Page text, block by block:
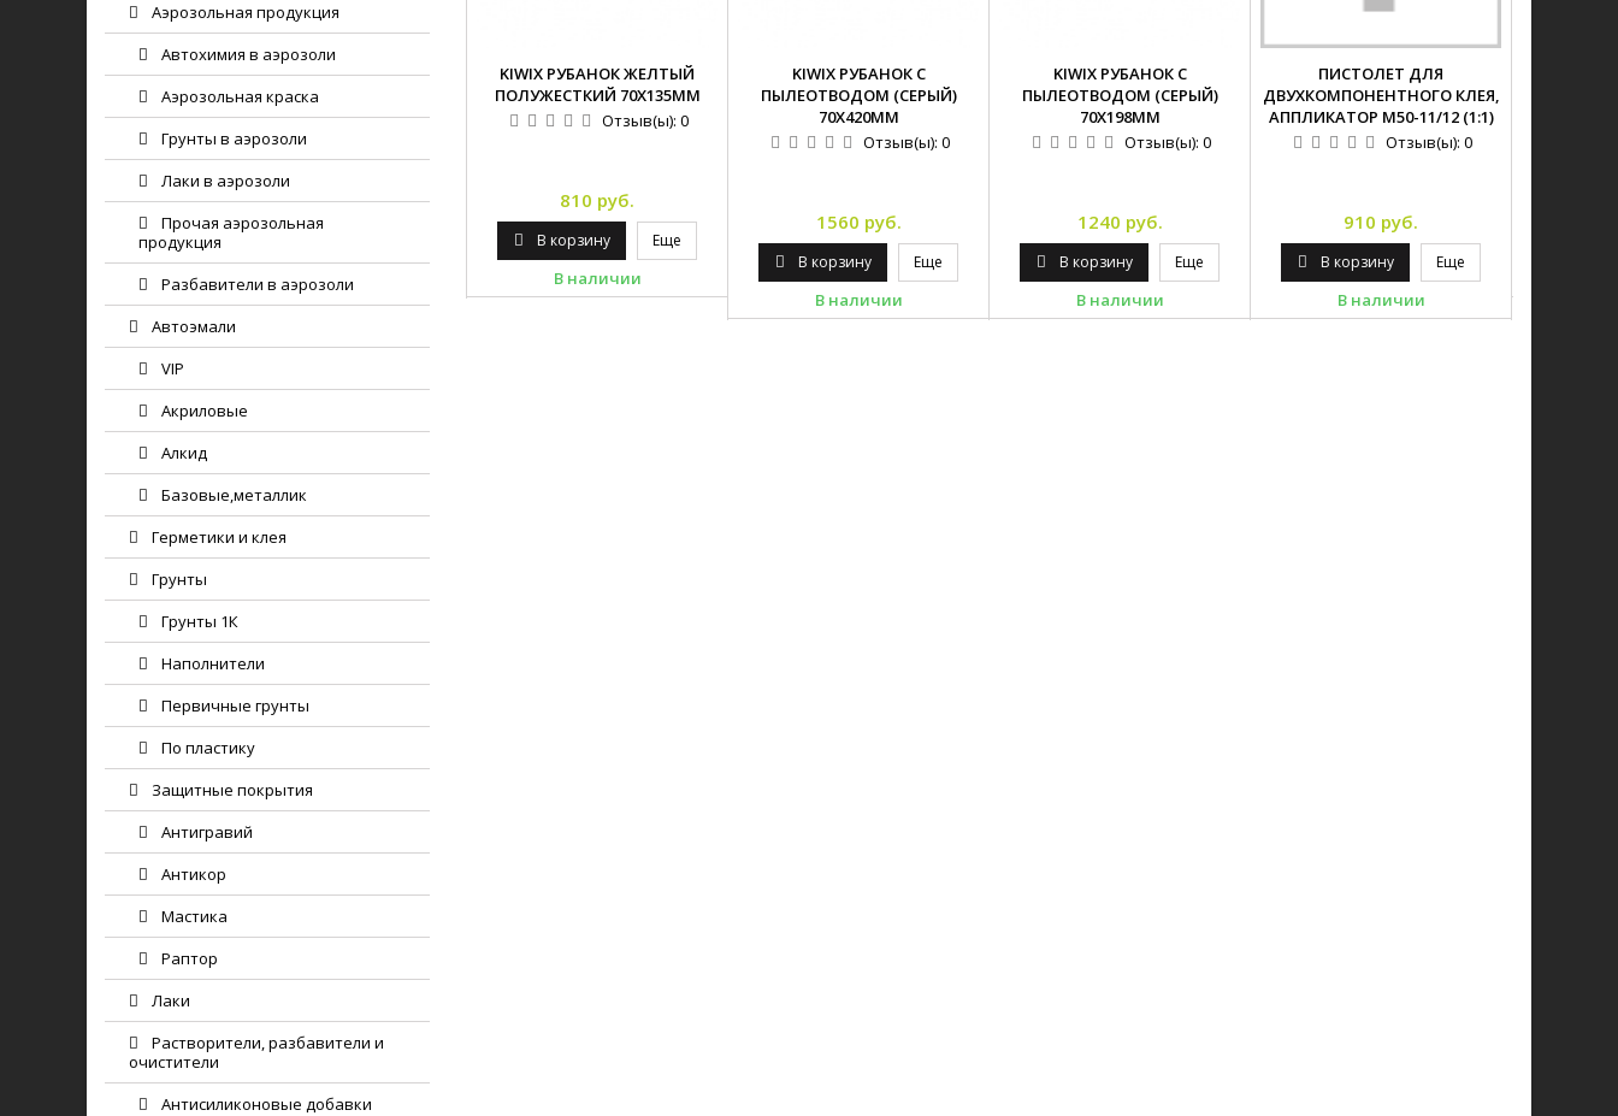
Аэрозольная продукция
Автохимия в аэрозоли
Аэрозольная краска
Грунты в аэрозоли
Лаки в аэрозоли
Прочая аэрозольная
продукция
Разбавители в аэрозоли
Автоэмали
VIP
Акриловые
Алкид
Базовые,металлик
Герметики и клея
Грунты
Грунты 1К
Наполнители
Первичные грунты
По пластику
Защитные покрытия
Антигравий
Антикор
Мастика
Раптор
Лаки
Растворители, разбавители и
очистители
Антисиликоновые добавки
KIWIX РУБАНОК ЖЕЛТЫЙ
ПОЛУЖЕСТКИЙ 70Х135ММ
Отзыв(ы): 0
810 руб.
В корзину Еще
В наличии
KIWIX РУБАНОК С
ПЫЛЕОТВОДОМ (СЕРЫЙ)
70Х420ММ
Отзыв(ы): 0
1560 руб.
В корзину Еще
В наличии
KIWIX РУБАНОК С
ПЫЛЕОТВОДОМ (СЕРЫЙ)
70Х198ММ
Отзыв(ы): 0
1240 руб.
В корзину Еще
В наличии
ПИСТОЛЕТ ДЛЯ
ДВУХКОМПОНЕНТНОГО КЛЕЯ,
АППЛИКАТОР M50-11/12 (1:1)
Отзыв(ы): 0
910 руб.
В корзину Еще
В наличии